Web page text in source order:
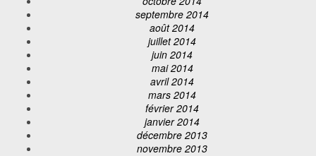
septembre 2014
août 2014
juillet 2014
juin 2014
mai 2014
avril 2014
mars 2014
février 2014
janvier 2014
décembre 2013
novembre 2013